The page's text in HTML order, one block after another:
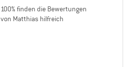
100% finden die Bewertungen
von Matthias hilfreich